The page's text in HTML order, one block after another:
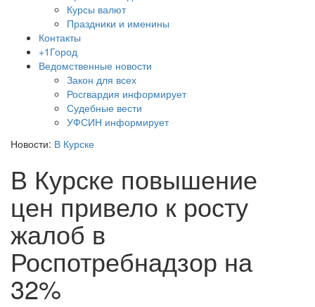
Курсы валют
Праздники и именины
Контакты
+1Город
Ведомственные новости
Закон для всех
Росгвардия информирует
Судебные вести
УФСИН информирует
Новости: В Курске
В Курске повышение
цен привело к росту
жалоб в
Роспотребнадзор на
32%